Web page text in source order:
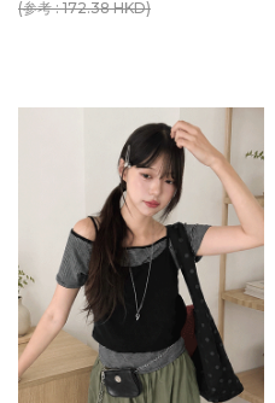
(参考 : 172.38 HKD)